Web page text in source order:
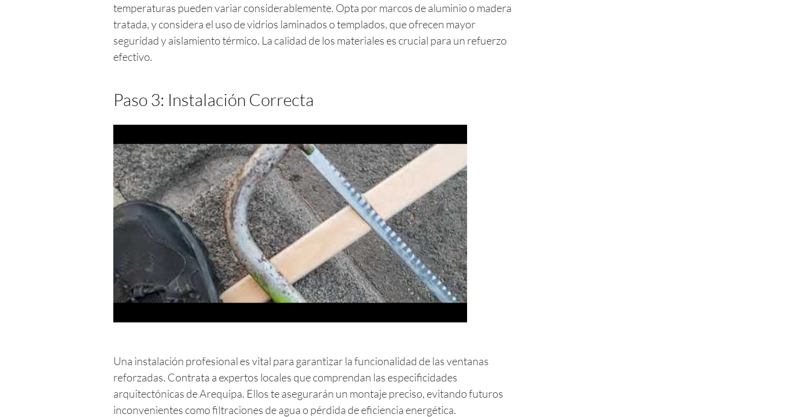
temperaturas pueden variar considerablemente. Opta por marcos de aluminio o madera
tratada, y considera el uso de vidrios laminados o templados, que ofrecen mayor
seguridad y aislamiento térmico. La calidad de los materiales es crucial para un refuerzo
efectivo.
Paso 3: Instalación Correcta
Una instalación profesional es vital para garantizar la funcionalidad de las ventanas
reforzadas. Contrata a expertos locales que comprendan las especificidades
arquitectónicas de Arequipa. Ellos te asegurarán un montaje preciso, evitando futuros
inconvenientes como filtraciones de agua o pérdida de eficiencia energética.